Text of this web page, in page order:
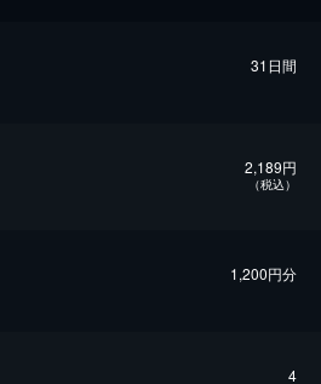
31日間
2,189円
（税込）
1,200円分
4